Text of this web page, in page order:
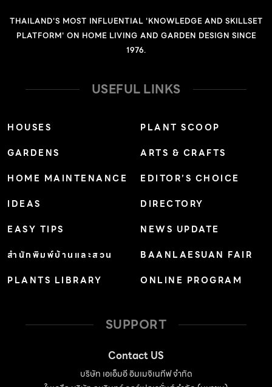
ก้า-ณัฐปภัสร์ ศรีสกุลภิญโญ กรรมการผู้จัดการ บริษัทสตาร์
มาร์ค แมนูแฟคเชอร์ริ่ง จำกัด ขอลงสนามด้วยตัวเอง พร้อม
THAILAND'S MOST INFLUENTIAL 'KNOWLEDGE AND SKILLSET
PLATFORM' ON HOME LIVING AND GARDEN DESIGN SINCE
1976.
USEFUL LINKS
HOUSES
GARDENS
HOME MAINTENANCE
IDEAS
EASY TIPS
สำนักพิมพ์บ้านและสวน
PLANTS LIBRARY
PLANT SCOOP
ARTS & CRAFTS
EDITOR’S CHOICE
DIRECTORY
NEWS UPDATE
BAANLAESUAN FAIR
ONLINE PROGRAM
SUPPORT
Contact US
บริษัท เอเอ็มอี อิมเมจิเนทีฟ จำกัด